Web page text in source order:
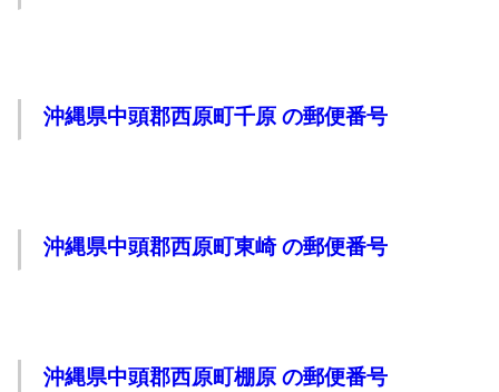
沖縄県中頭郡西原町千原 の郵便番号
沖縄県中頭郡西原町東崎 の郵便番号
沖縄県中頭郡西原町棚原 の郵便番号